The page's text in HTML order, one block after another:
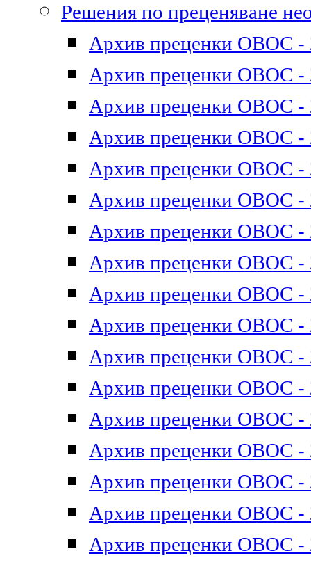
Решения по преценяване
Архив преценки ОВОС -
Архив преценки ОВОС -
Архив преценки ОВОС -
Архив преценки ОВОС -
Архив преценки ОВОС -
Архив преценки ОВОС -
Архив преценки ОВОС -
Архив преценки ОВОС -
Архив преценки ОВОС -
Архив преценки ОВОС -
Архив преценки ОВОС -
Архив преценки ОВОС -
Архив преценки ОВОС -
Архив преценки ОВОС -
Архив преценки ОВОС -
Архив преценки ОВОС -
Архив преценки ОВОС -